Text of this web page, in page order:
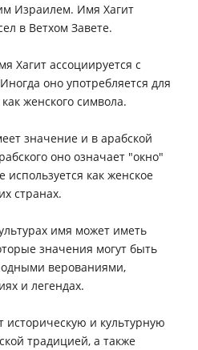
Израилем. Имя Хагит
в Ветхом Завете.
Хагит ассоциируется с
оно употребляется для
женского символа.
значение и в арабской
оно означает "окно"
как женское
странах.
имя может иметь
значения могут быть
верованиями,
и легендах.
историческую и культурную
традицией, а также